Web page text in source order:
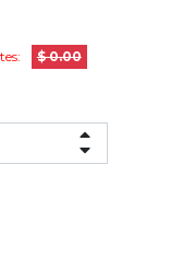
$ 0.00